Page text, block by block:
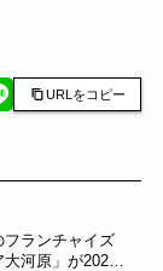
URLをコピー
ランチャイズ
河原」が2023